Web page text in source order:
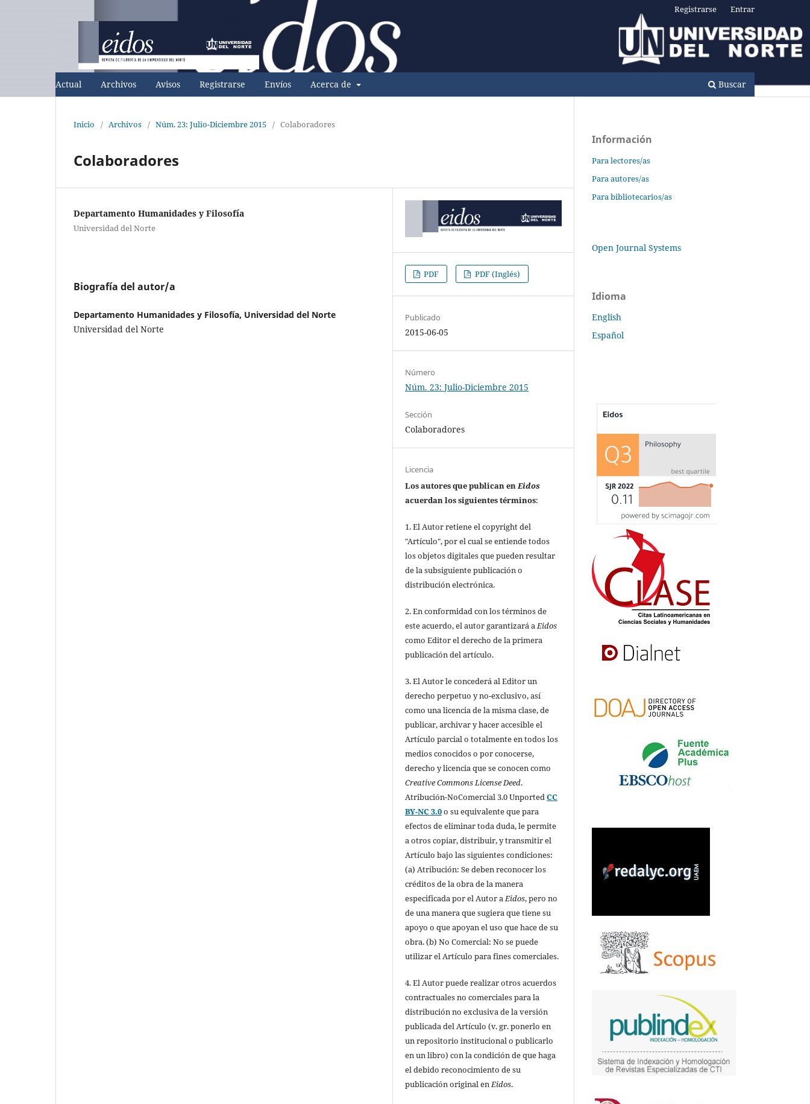
Actual Archivos Avisos Registrarse Envíos Acerca de Buscar
Registrarse Entrar
Inicio / Archivos / Núm. 23: Julio-Diciembre 2015 / Colaboradores
Colaboradores
Departamento Humanidades y Filosofía
Universidad del Norte
Biografía del autor/a
Departamento Humanidades y Filosofía, Universidad del Norte
Universidad del Norte
PDF PDF (Inglés)
Publicado
2015-06-05
Número
Núm. 23: Julio-Diciembre 2015
Sección
Colaboradores
Licencia
Los autores que publican en Eidos
acuerdan los siguientes términos:
1. El Autor retiene el copyright del
"Artículo", por el cual se entiende todos
los objetos digitales que pueden resultar
de la subsiguiente publicación o
distribución electrónica.
2. En conformidad con los términos de
este acuerdo, el autor garantizará aEidos
como Editor el derecho de la primera
publicación del artículo.
3. El Autor le concederá al Editor un
derecho perpetuo y no-exclusivo, así
como una licencia de la misma clase, de
publicar, archivar y hacer accesible el
Artículo parcial o totalmente en todos los
medios conocidos o por conocerse,
derecho y licencia que se conocen como
Creative Commons License Deed.
Atribución-NoComercial 3.0 UnportedCC
BY-NC 3.0o su equivalente que para
efectos de eliminar toda duda, le permite
a otros copiar, distribuir, y transmitir el
Artículo bajo las siguientes condiciones:
(a) Atribución: Se deben reconocer los
créditos de la obra de la manera
especificada por el Autor aEidos, pero no
de una manera que sugiera que tiene su
apoyo o que apoyan el uso que hace de su
obra. (b) No Comercial: No se puede
utilizar el Artículo para fines comerciales.
4. El Autor puede realizar otros acuerdos
contractuales no comerciales para la
distribución no exclusiva de la versión
publicada del Artículo (v. gr. ponerlo en
un repositorio institucional o publicarlo
en un libro) con la condición de que haga
el debido reconocimiento de su
publicación original enEidos.
Información
Para lectores/as
Para autores/as
Para bibliotecarios/as
Open Journal Systems
Idioma
English
Español